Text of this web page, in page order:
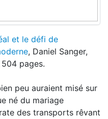
et le défi de
, Daniel Sanger,
pages.
peu auraient misé sur
né du mariage
des transports rêvant